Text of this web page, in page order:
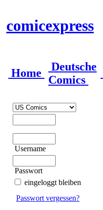
comicexpress
Home
Deutsche
Comics
Username
Passwort
eingeloggt bleiben
Passwort vergessen?